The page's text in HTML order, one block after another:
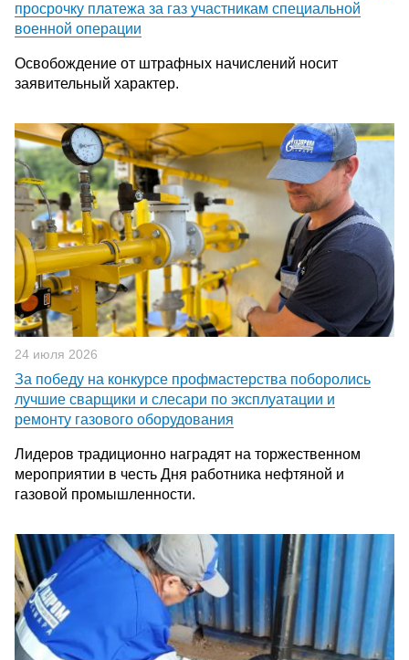
просрочку платежа за газ участникам специальной
военной операции
Освобождение от штрафных начислений носит
заявительный характер.
24 июля 2026
За победу на конкурсе профмастерства поборолись
лучшие сварщики и слесари по эксплуатации и
ремонту газового оборудования
Лидеров традиционно наградят на торжественном
мероприятии в честь Дня работника нефтяной и
газовой промышленности.